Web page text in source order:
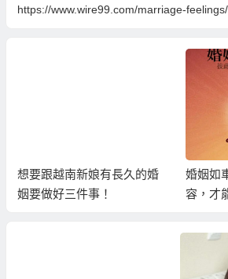
https://www.wire99.com/marriage-
想要跟越南新娘有長久的婚
姻要做好三件事！
婚姻如
容，才